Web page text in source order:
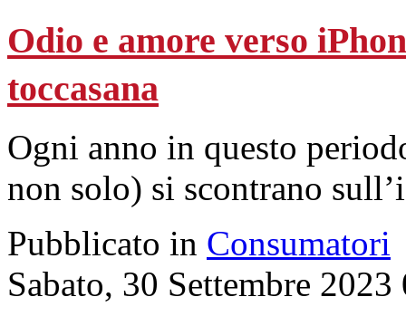
Odio e amore verso
toccasana
Ogni anno in questo
non solo) si scontrano
Pubblicato in Consumatori
Sabato, 30 Settembre 2023